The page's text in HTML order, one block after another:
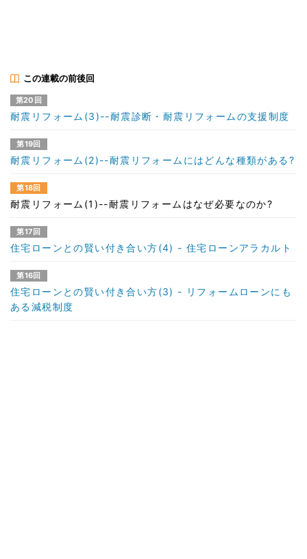
この連載の前後回
第20回
耐震リフォーム(3)--耐震診断・耐震リフォームの支援制度
第19回
耐震リフォーム(2)--耐震リフォームにはどんな種類がある?
第18回
耐震リフォーム(1)--耐震リフォームはなぜ必要なのか?
第17回
住宅ローンとの賢い付き合い方(4) - 住宅ローンアラカルト
第16回
住宅ローンとの賢い付き合い方(3) - リフォームローンにも
ある減税制度